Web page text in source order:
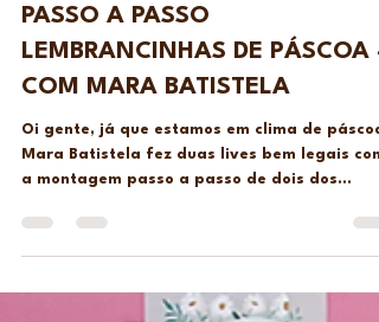
PASSO A PASSO
LEMBRANCINHAS DE PÁSCOA -
COM MARA BATISTELA
Oi gente, já que estamos em clima de
Mara Batistela fez duas lives bem legais com
a montagem passo a passo de dois dos